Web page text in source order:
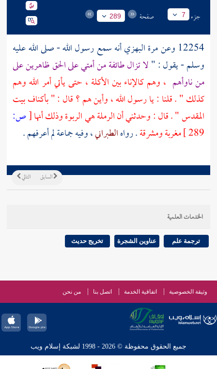
جزء 7 صفحة 289
12254 وعن مرة البهزيأنه سمع رسول الله - صلى الله عليه
وسلم - يقول : "لا تزال طائفة من أمتي على الحق ظاهرين على
من ناوأهم ، وهم كالإناء بين الأكلة ، حتى يأتي أمر الله وهم
كذلك " . قلنا : يا رسول الله ، وأين هم ؟ قال : " بأكنافبيت
المقدس" . قال : وحدثني أنالرملةهي الربوة وذلك أنها[ص:
289 ] مغربة ومشرقة. رواهالطبراني، وفيه جماعة لم أعرفهم .
التالي السابق
الخدمات العلمية
ترجمة علم عناوين الشجرة تخريج حديث
وثيقة الخصوصية اتفاقية الخدمة اتصل بنا من نحن
جميع الحقوق محفوظة © 2026 - 1998 لشبكة إسلام ويب